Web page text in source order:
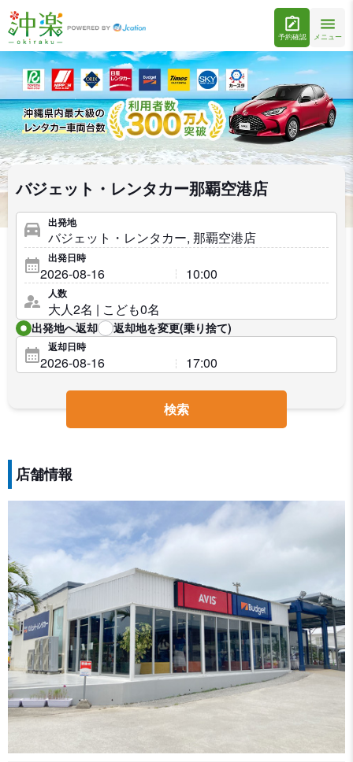
予約確認 メニュー
バジェット・レンタカー那覇空港店
出発地
出発日時
人数
出発地へ返却 返却地を変更(乗り捨て)
返却日時
検索
店舗情報